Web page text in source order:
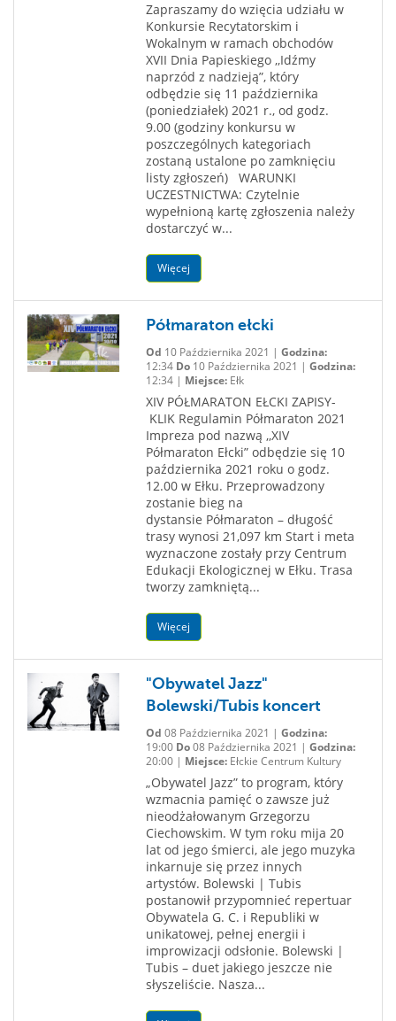
Zapraszamy do wzięcia udziału w
Konkursie Recytatorskim i
Wokalnym w ramach obchodów
XVII Dnia Papieskiego ,,Idźmy
naprzód z nadzieją”, który
odbędzie się 11 października
(poniedziałek) 2021 r., od godz.
9.00 (godziny konkursu w
poszczególnych kategoriach
zostaną ustalone po zamknięciu
listy zgłoszeń) WARUNKI
UCZESTNICTWA: Czytelnie
wypełnioną kartę zgłoszenia należy
dostarczyć w...
Więcej
Półmaraton ełcki
Od 10 Października 2021 | Godzina:
12:34 Do10 Października 2021 | Godzina:
12:34 | Miejsce:Ełk
XIV PÓŁMARATON EŁCKI ZAPISY-
KLIK Regulamin Półmaraton 2021
Impreza pod nazwą ,,XIV
Półmaraton Ełcki” odbędzie się 10
października 2021 roku o godz.
12.00 w Ełku. Przeprowadzony
zostanie bieg na
dystansie Półmaraton – długość
trasy wynosi 21,097 km Start i meta
wyznaczone zostały przy Centrum
Edukacji Ekologicznej w Ełku. Trasa
tworzy zamkniętą...
Więcej
"Obywatel Jazz"
Bolewski/Tubis koncert
Od 08 Października 2021 | Godzina:
19:00 Do08 Października 2021 | Godzina:
20:00 | Miejsce:Ełckie Centrum Kultury
„Obywatel Jazz” to program, który
wzmacnia pamięć o zawsze już
nieodżałowanym Grzegorzu
Ciechowskim. W tym roku mija 20
lat od jego śmierci, ale jego muzyka
inkarnuje się przez innych
artystów. Bolewski | Tubis
postanowił przypomnieć repertuar
Obywatela G. C. i Republiki w
unikatowej, pełnej energii i
improwizacji odsłonie. Bolewski |
Tubis – duet jakiego jeszcze nie
słyszeliście. Nasza...